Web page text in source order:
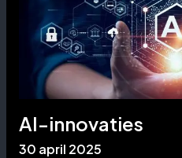
AI-innovaties
30 april 2025